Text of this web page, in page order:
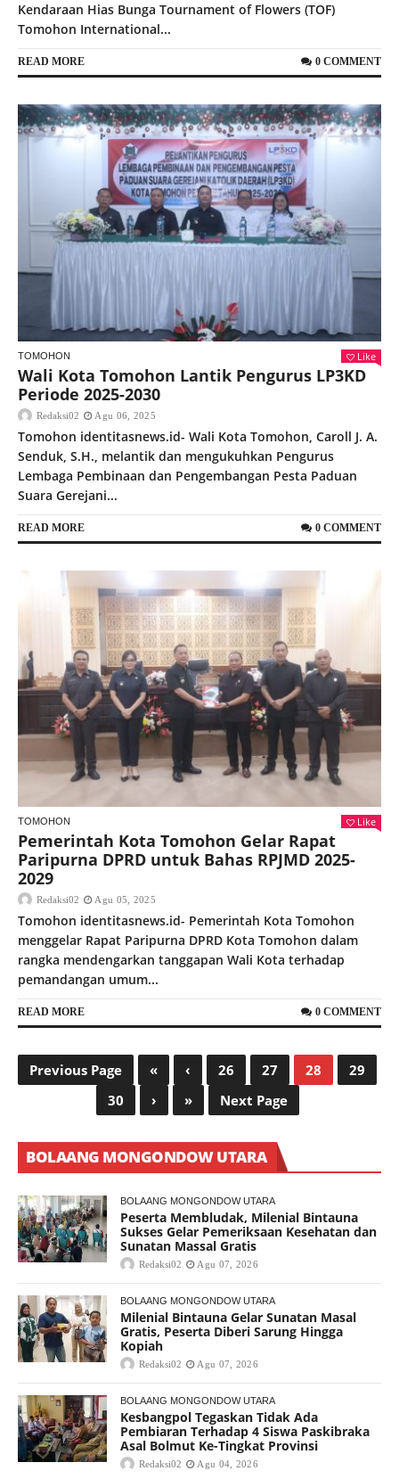
Kendaraan Hias Bunga Tournament of Flowers (TOF)
Tomohon International...
READ MORE 0 COMMENT
TOMOHON Like
Wali Kota Tomohon Lantik Pengurus LP3KD
Periode 2025-2030
Redaksi02 Agu 06, 2025
Tomohon identitasnews.id- Wali Kota Tomohon, Caroll J. A.
Senduk, S.H., melantik dan mengukuhkan Pengurus
Lembaga Pembinaan dan Pengembangan Pesta Paduan
Suara Gerejani...
READ MORE 0 COMMENT
TOMOHON Like
Pemerintah Kota Tomohon Gelar Rapat
Paripurna DPRD untuk Bahas RPJMD 2025-
2029
Redaksi02 Agu 05, 2025
Tomohon identitasnews.id- Pemerintah Kota Tomohon
menggelar Rapat Paripurna DPRD Kota Tomohon dalam
rangka mendengarkan tanggapan Wali Kota terhadap
pemandangan umum...
READ MORE 0 COMMENT
Previous Page « ‹ 26 27 28
29
30
› » Next Page
BOLAANG MONGONDOW UTARA
BOLAANG MONGONDOW UTARA
Peserta Membludak, Milenial Bintauna
Sukses Gelar Pemeriksaan Kesehatan dan
Sunatan Massal Gratis
Redaksi02 Agu 07, 2026
BOLAANG MONGONDOW UTARA
Milenial Bintauna Gelar Sunatan Masal
Gratis, Peserta Diberi Sarung Hingga
Kopiah
Redaksi02 Agu 07, 2026
BOLAANG MONGONDOW UTARA
Kesbangpol Tegaskan Tidak Ada
Pembiaran Terhadap 4 Siswa Paskibraka
Asal Bolmut Ke-Tingkat Provinsi
Redaksi02 Agu 04, 2026